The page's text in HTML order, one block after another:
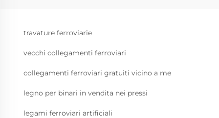
travature ferroviarie
vecchi collegamenti ferroviari
collegamenti ferroviari gratuiti vicino a me
legno per binari in vendita nei pressi
legami ferroviari artificiali